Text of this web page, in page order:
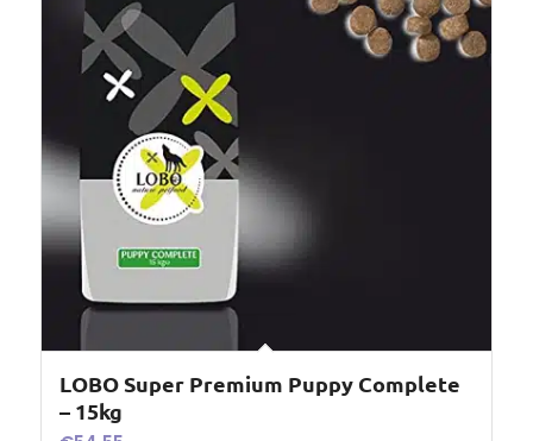
LOBO Super Premium Puppy Complete
– 15kg